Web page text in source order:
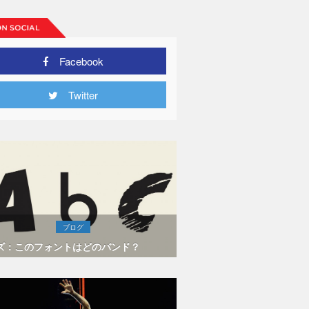
Facebook
Twitter
ブログ
：このフォントはどのバンド？